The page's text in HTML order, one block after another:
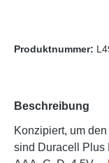
Produktnummer:
Beschreibung
Konzipiert, um
sind Duracell Plus